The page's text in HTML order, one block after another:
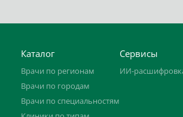
Каталог
Врачи по регионам
Врачи по городам
Врачи по специальностям
Сервисы
ИИ-